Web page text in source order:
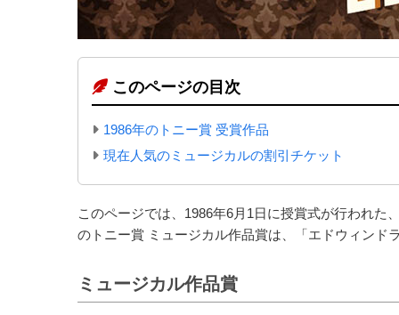
このページの目次
1986年のトニー賞 受賞作品
現在人気のミュージカルの割引チケット
このページでは、1986年6月1日に授賞式が行われた
のトニー賞 ミュージカル作品賞は、「エドウィンド
ミュージカル作品賞